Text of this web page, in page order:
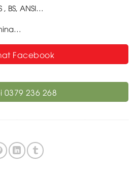
, BS, ANSI…
Facebook
0379 236 268